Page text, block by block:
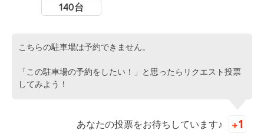
140台
こちらの駐車場は予約できません。
「この駐車場の予約をしたい！」と思ったらリクエスト投票
してみよう！
あなたの投票をお待ちしています♪